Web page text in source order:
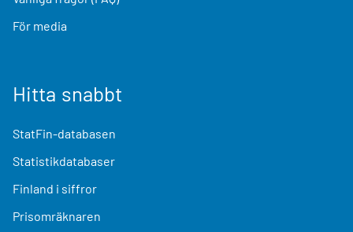
För media
Hitta snabbt
StatFin-databasen
Statistikdatabaser
Finland i siffror
Prisomräknaren